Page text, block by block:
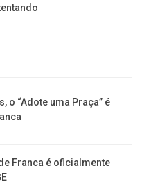
o “Adote uma Praça” é
Franca é oficialmente